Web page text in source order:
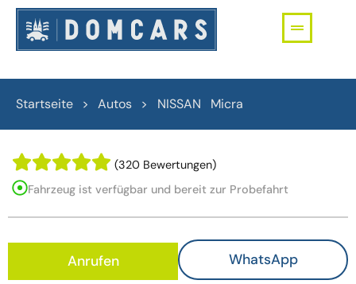
Startseite > Autos > NISSAN Micra
Fahrzeug ist verfügbar und bereit zur Probefahrt
(320 Bewertungen)
Anrufen WhatsApp